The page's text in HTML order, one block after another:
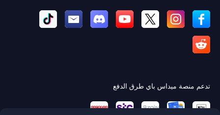
تدعم منصة ميداس باي طرق الدفع